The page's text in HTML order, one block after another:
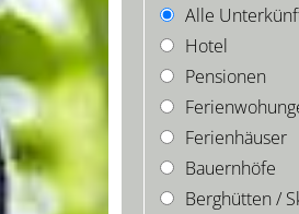
Alle
Hotel
Pensionen
Ferienhäuser
Bauernhöfe
Berghütten /